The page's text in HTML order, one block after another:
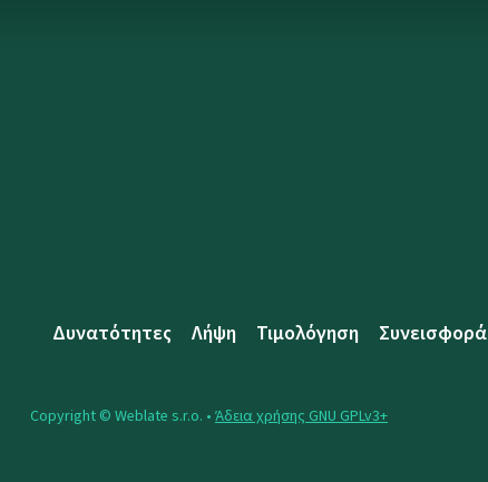
Δυνατότητες Λήψη Τιμολόγηση Συνεισφορά
Copyright © Weblate s.r.o. • Άδεια χρήσης GNU GPLv3+